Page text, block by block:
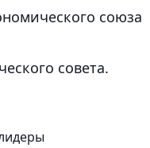
союза
совета.